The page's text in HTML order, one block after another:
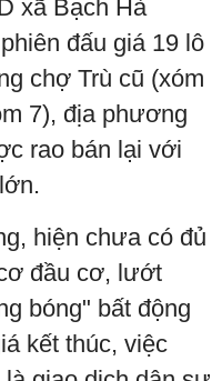
xã Bạch Hà
đấu giá 19 lô
chợ Trù cũ (xóm
7), địa phương
rao bán lại với
hiện chưa có đủ
đầu cơ, lướt
bóng" bất động
kết thúc, việc